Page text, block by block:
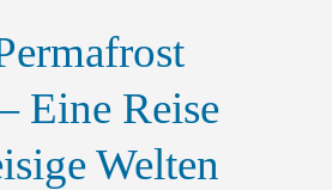
Eine Reise
Welten